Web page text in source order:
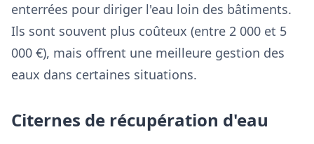
enterrées pour diriger l'eau loin des bâtiments.
Ils sont souvent plus coûteux (entre 2 000 et 5
000 €), mais offrent une meilleure gestion des
eaux dans certaines situations.
Citernes de récupération d'eau